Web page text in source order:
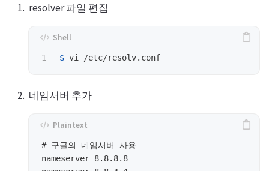
resolver 파일 편집
$
네임서버 추가
# 구글의 네임서버 사용
nameserver 8.8.8.8